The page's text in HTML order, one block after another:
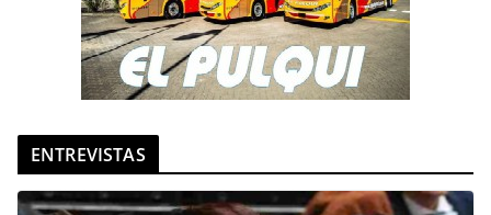
ENTREVISTAS